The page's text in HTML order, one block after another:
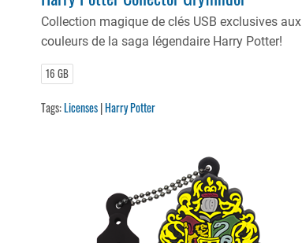
Collection magique de clés USB exclusives aux
couleurs de la saga légendaire Harry Potter!
16 GB
Tags:Licenses|Harry Potter